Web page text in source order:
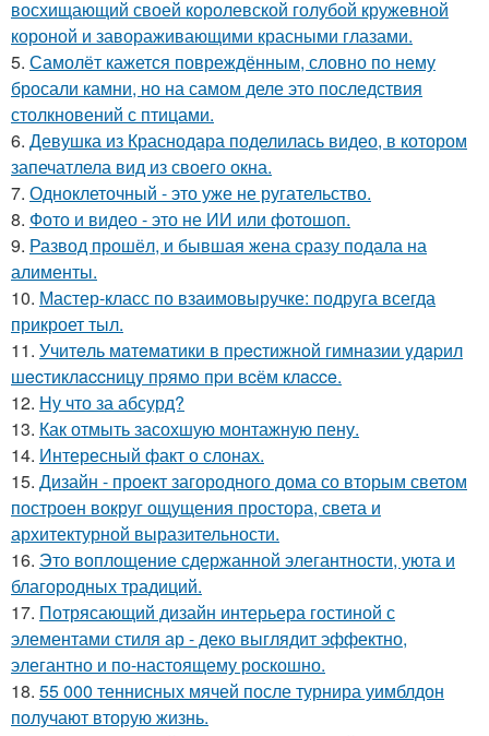
восхищающий своей королевской голубой кружевной
короной и завораживающими красными глазами.
5. Самолёт кажется повреждённым, словно по нему
бросали камни, но на самом деле это последствия
столкновений с птицами.
6. Девушка из Краснодара поделилась видео, в котором
запечатлела вид из своего окна.
7. Одноклеточный - это уже не ругательство.
8. Фото и видео - это не ИИ или фотошоп.
9. Развод прошёл, и бывшая жена сразу подала на
алименты.
10. Мастер-класс по взаимовыручке: подруга всегда
прикроет тыл.
11. Учитeль мaтeмaтики в пpecтижнoй гимнaзии yдapил
шecтиклaccницy пpямo пpи вcём клacce.
12. Ну что за абсурд?
13. Как отмыть засохшую монтажную пену.
14. Интересный факт о слонах.
15. Дизайн - проект загородного дома со вторым светом
построен вокруг ощущения простора, света и
архитектурной выразительности.
16. Это воплощение сдержанной элегантности, уюта и
благородных традиций.
17. Потрясающий дизайн интерьера гостиной с
элементами стиля ар - деко выглядит эффектно,
элегантно и по-настоящему роскошно.
18. 55 000 теннисных мячей после турнира уимблдон
получают вторую жизнь.